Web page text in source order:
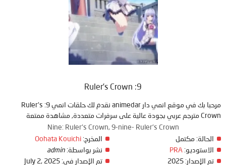
9: Ruler’s Crown
مرحبا بك في موقع انمي دار animedar نقدم لك حلقات انمي 9: Ruler’s
Crown مترجم عربي بجودة عالية على سرفرات متعددة, مشاهدة ممتعة
Nine: Ruler's Crown, 9-nine- Ruler's Crown
الحالة: مكتمل
الاستوديو: PRA
تم الإصدار:
المخرج: Oohata Kouichi
نشر بواسطة: admin
تم الإصدار في: July 2, 2025